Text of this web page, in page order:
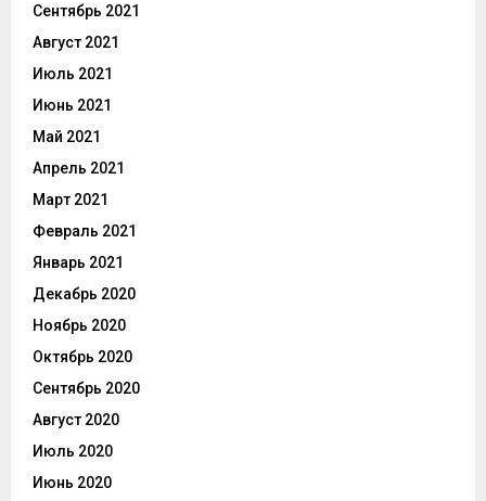
Сентябрь 2021
Август 2021
Июль 2021
Июнь 2021
Май 2021
Апрель 2021
Март 2021
Февраль 2021
Январь 2021
Декабрь 2020
Ноябрь 2020
Октябрь 2020
Сентябрь 2020
Август 2020
Июль 2020
Июнь 2020